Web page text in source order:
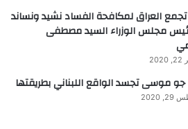
العراق لمكافحة الفساد نشيد ونساند
مجلس الوزراء السيد مصطفى
موسى تجسد الواقع اللبناني بطريقتها
2020